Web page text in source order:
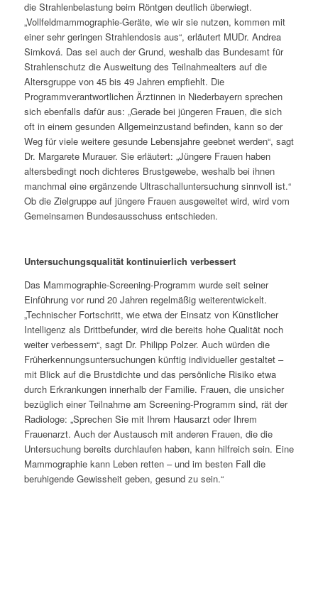
die Strahlenbelastung beim Röntgen deutlich überwiegt.
„Vollfeldmammographie-Geräte, wie wir sie nutzen, kommen mit
einer sehr geringen Strahlendosis aus“, erläutert MUDr. Andrea
Simková. Das sei auch der Grund, weshalb das Bundesamt für
Strahlenschutz die Ausweitung des Teilnahmealters auf die
Altersgruppe von 45 bis 49 Jahren empfiehlt. Die
Programmverantwortlichen Ärztinnen in Niederbayern sprechen
sich ebenfalls dafür aus: „Gerade bei jüngeren Frauen, die sich
oft in einem gesunden Allgemeinzustand befinden, kann so der
Weg für viele weitere gesunde Lebensjahre geebnet werden“, sagt
Dr. Margarete Murauer. Sie erläutert: „Jüngere Frauen haben
altersbedingt noch dichteres Brustgewebe, weshalb bei ihnen
manchmal eine ergänzende Ultraschalluntersuchung sinnvoll ist.“
Ob die Zielgruppe auf jüngere Frauen ausgeweitet wird, wird vom
Gemeinsamen Bundesausschuss entschieden.
Untersuchungsqualität kontinuierlich verbessert
Das Mammographie-Screening-Programm wurde seit seiner
Einführung vor rund 20 Jahren regelmäßig weiterentwickelt.
„Technischer Fortschritt, wie etwa der Einsatz von Künstlicher
Intelligenz als Drittbefunder, wird die bereits hohe Qualität noch
weiter verbessern“, sagt Dr. Philipp Polzer. Auch würden die
Früherkennungsuntersuchungen künftig individueller gestaltet ‒
mit Blick auf die Brustdichte und das persönliche Risiko etwa
durch Erkrankungen innerhalb der Familie. Frauen, die unsicher
bezüglich einer Teilnahme am Screening-Programm sind, rät der
Radiologe: „Sprechen Sie mit Ihrem Hausarzt oder Ihrem
Frauenarzt. Auch der Austausch mit anderen Frauen, die die
Untersuchung bereits durchlaufen haben, kann hilfreich sein. Eine
Mammographie kann Leben retten – und im besten Fall die
beruhigende Gewissheit geben, gesund zu sein.“